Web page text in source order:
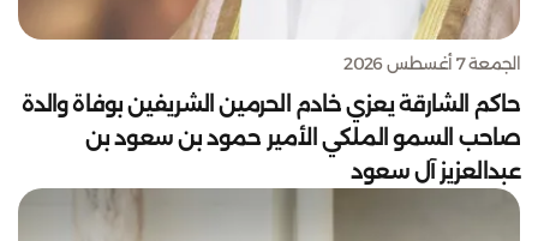
الجمعة 7 أغسطس 2026
حاكم الشارقة يعزي خادم الحرمين الشريفين بوفاة والدة
صاحب السمو الملكي الأمير حمود بن سعود بن
عبدالعزيز آل سعود